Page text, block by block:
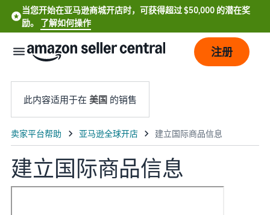
当您开始在亚马逊商城开店时，可获得超过 $50,000 的潜在奖
励。 了解如何操作
English
注册
此内容适用于在 美国 的销售
建立国际商品信息